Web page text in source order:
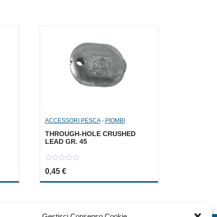
2,00 €.
è: 1,00 €.
ACCESSORI PESCA- PIOMBI
THROUGH-HOLE CRUSHED
LEAD GR. 45
0
out
0,45 €